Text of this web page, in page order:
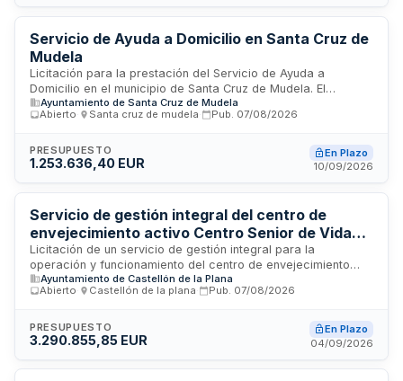
máxima de setenta puntos. No se admite presentación de
variantes.
Servicio de Ayuda a Domicilio en Santa Cruz de
Mudela
Licitación para la prestación del Servicio de Ayuda a
Domicilio en el municipio de Santa Cruz de Mudela. El
contrato incluye tareas de carácter personal e higiénico, así
como apoyo en actividades domésticas, dirigidas a
en su entorno habitual. La duración es de dos años con
posibilidad de dos prórrogas anuales adicionales.
Ayuntamiento de Santa Cruz de Mudela
Abierto
Santa cruz de mudela Pub. 07/08/2026
PRESUPUESTO
1.253.636,40 EUR
En Plazo
10/09/2026
Servicio de gestión integral del centro de
envejecimiento activo Centro Senior de Vida
Activa y Saludable de Castelló
Licitación de un servicio de gestión integral para la
operación y funcionamiento del centro de envejecimiento
activo Centro Senior de Vida Activa y Saludable ubicado en
Castelló. El contrato administrativo de servicios sociales
información, conserjería, limpieza, mantenimiento de
espacios, organización de actividades y prestación de
responsabilizará de proporcionar todos los medios
Ayuntamiento de Castellón de la Plana
Abierto
Castellón de la plana Pub. 07/08/2026
PRESUPUESTO
3.290.855,85 EUR
En Plazo
04/09/2026